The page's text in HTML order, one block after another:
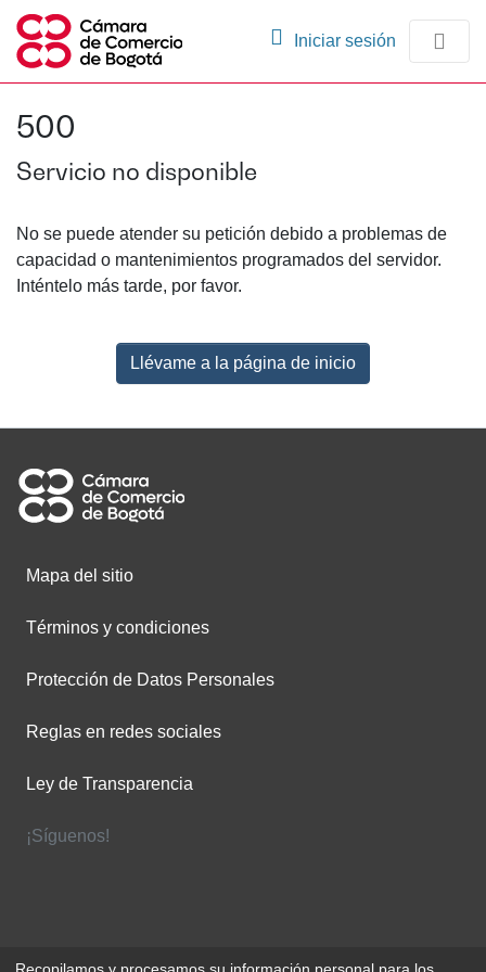
Iniciar sesión (current)
500
Servicio no disponible
No se puede atender su petición debido a problemas de
capacidad o mantenimientos programados del servidor.
Inténtelo más tarde, por favor.
Llévame a la página de inicio
Mapa del sitio
Términos y condiciones
Protección de Datos Personales
Reglas en redes sociales
Ley de Transparencia
¡Síguenos!